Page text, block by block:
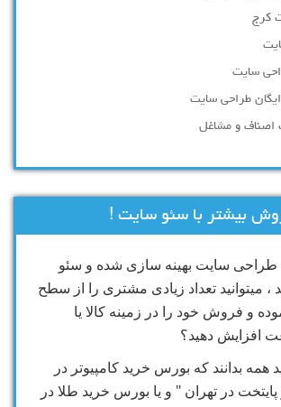
کرج
سایت
طراحی سایت
و مشاغل
بیشتر با سئو سایت !
طراحی سایت بهینه سازی شده و سئو
میتوانید تعداد زیادی مشتری را از سطح
و فروش خود را در زمینه کالا یا
افزایش دهید؟
همه بدانند که بورس خرید کامپیوتر در
در تهران " و یا بورس خرید طلا در